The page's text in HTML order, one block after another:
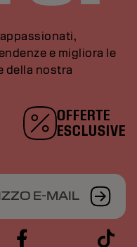
e migliora le
della nostra
OFFERTE
ESCLUSIVE
E-MAIL